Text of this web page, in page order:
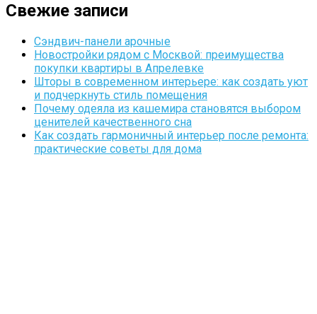
Свежие записи
Сэндвич-панели арочные
Новостройки рядом с Москвой: преимущества
покупки квартиры в Апрелевке
Шторы в современном интерьере: как создать уют
и подчеркнуть стиль помещения
Почему одеяла из кашемира становятся выбором
ценителей качественного сна
Как создать гармоничный интерьер после ремонта:
практические советы для дома